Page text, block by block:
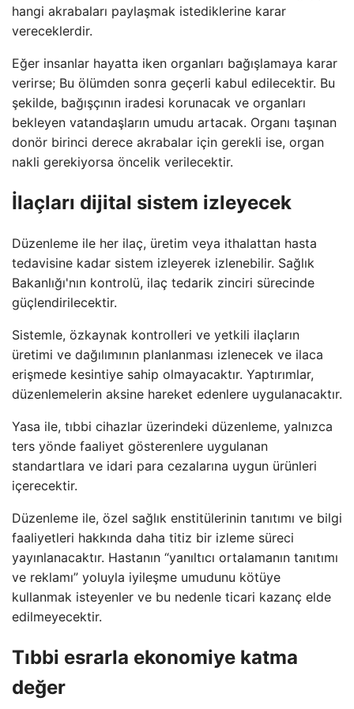
hangi akrabaları paylaşmak istediklerine karar
vereceklerdir.
Eğer insanlar hayatta iken organları bağışlamaya karar
verirse; Bu ölümden sonra geçerli kabul edilecektir. Bu
şekilde, bağışçının iradesi korunacak ve organları
bekleyen vatandaşların umudu artacak. Organı taşınan
donör birinci derece akrabalar için gerekli ise, organ
nakli gerekiyorsa öncelik verilecektir.
İlaçları dijital sistem izleyecek
Düzenleme ile her ilaç, üretim veya ithalattan hasta
tedavisine kadar sistem izleyerek izlenebilir. Sağlık
Bakanlığı'nın kontrolü, ilaç tedarik zinciri sürecinde
güçlendirilecektir.
Sistemle, özkaynak kontrolleri ve yetkili ilaçların
üretimi ve dağılımının planlanması izlenecek ve ilaca
erişmede kesintiye sahip olmayacaktır. Yaptırımlar,
düzenlemelerin aksine hareket edenlere uygulanacaktır.
Yasa ile, tıbbi cihazlar üzerindeki düzenleme, yalnızca
ters yönde faaliyet gösterenlere uygulanan
standartlara ve idari para cezalarına uygun ürünleri
içerecektir.
Düzenleme ile, özel sağlık enstitülerinin tanıtımı ve bilgi
faaliyetleri hakkında daha titiz bir izleme süreci
yayınlanacaktır. Hastanın “yanıltıcı ortalamanın tanıtımı
ve reklamı” yoluyla iyileşme umudunu kötüye
kullanmak isteyenler ve bu nedenle ticari kazanç elde
edilmeyecektir.
Tıbbi esrarla ekonomiye katma
değer